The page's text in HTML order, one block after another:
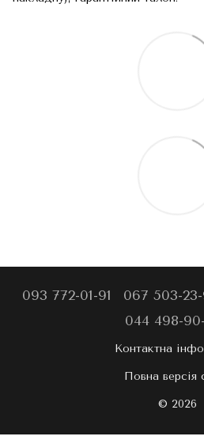
093 772-01-91 067 503-
044 498-
Контактна
Повна версія
© 2026